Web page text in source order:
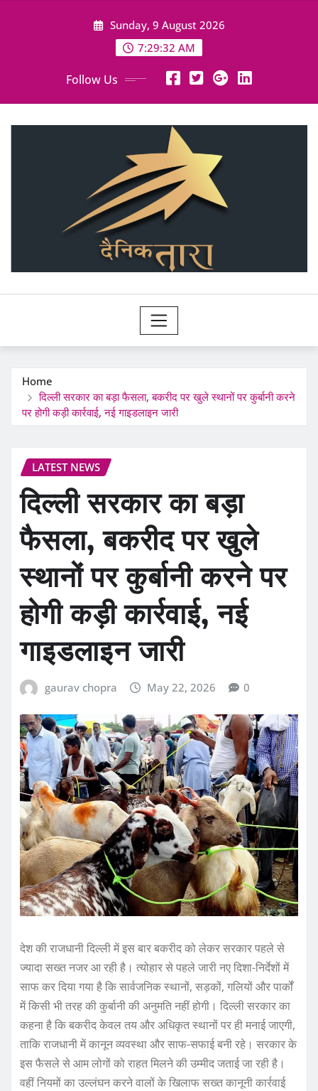
Sunday, 9 August 2026
7:29:34 AM
Follow Us
Home
दिल्ली सरकार का बड़ा फैसला, बकरीद पर खुले स्थानों पर कुर्बानी करने
पर होगी कड़ी कार्रवाई, नई गाइडलाइन जारी
LATEST NEWS
दिल्ली सरकार का बड़ा
फैसला, बकरीद पर खुले
स्थानों पर कुर्बानी करने पर
होगी कड़ी कार्रवाई, नई
गाइडलाइन जारी
gaurav chopra May 22, 2026 0
देश की राजधानी दिल्ली में इस बार बकरीद को लेकर सरकार पहले से
ज्यादा सख्त नजर आ रही है। त्योहार से पहले जारी नए दिशा-निर्देशों में
साफ कर दिया गया है कि सार्वजनिक स्थानों, सड़कों, गलियों और पार्कों
में किसी भी तरह की कुर्बानी की अनुमति नहीं होगी। दिल्ली सरकार का
कहना है कि बकरीद केवल तय और अधिकृत स्थानों पर ही मनाई जाएगी,
ताकि राजधानी में कानून व्यवस्था और साफ-सफाई बनी रहे। सरकार के
इस फैसले से आम लोगों को राहत मिलने की उम्मीद जताई जा रही है।
वहीं नियमों का उल्लंघन करने वालों के खिलाफ सख्त कानूनी कार्रवाई